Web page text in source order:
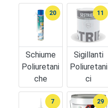
Schiume
Poliuretani
Che
20
Sigillanti
Poliuretani
Ci
11
7 29